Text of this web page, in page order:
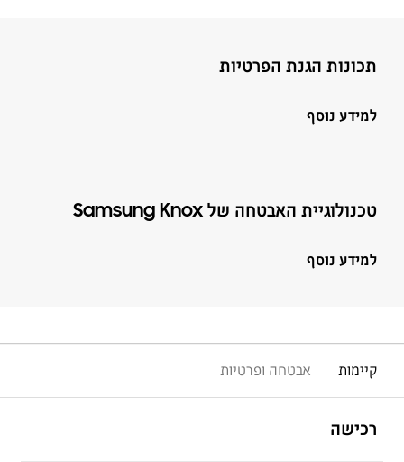
תכונות הגנת הפרטיות
למידע נוסף
טכנולוגיית האבטחה של Samsung Knox
למידע נוסף
קיימות אבטחה ופרטיות
רכישה